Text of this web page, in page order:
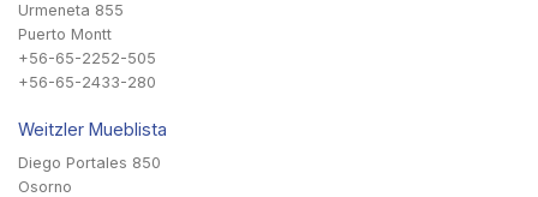
Urmeneta 855
Puerto Montt
+56-65-2252-505
+56-65-2433-280
Weitzler Mueblista
Diego Portales 850
Osorno